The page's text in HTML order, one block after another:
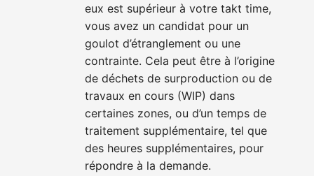
eux est supérieur à votre takt time,
vous avez un candidat pour un
goulot d’étranglement ou une
contrainte. Cela peut être à l’origine
de déchets de surproduction ou de
travaux en cours (WIP) dans
certaines zones, ou d’un temps de
traitement supplémentaire, tel que
des heures supplémentaires, pour
répondre à la demande.